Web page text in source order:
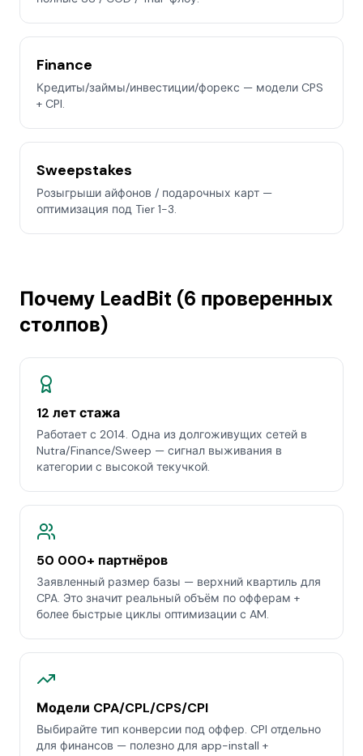
Finance
Кредиты/займы/инвестиции/форекс — модели CPS
+ CPI.
Sweepstakes
Розыгрыши айфонов / подарочных карт —
оптимизация под Tier 1-3.
Почему LeadBit (6 проверенных
столпов)
12 лет стажа
Работает с 2014. Одна из долгоживущих сетей в
Nutra/Finance/Sweep — сигнал выживания в
категории с высокой текучкой.
50 000+ партнёров
Заявленный размер базы — верхний квартиль для
CPA. Это значит реальный объём по офферам +
более быстрые циклы оптимизации с AM.
Модели CPA/CPL/CPS/CPI
Выбирайте тип конверсии под оффер. CPI отдельно
для финансов — полезно для app-install +